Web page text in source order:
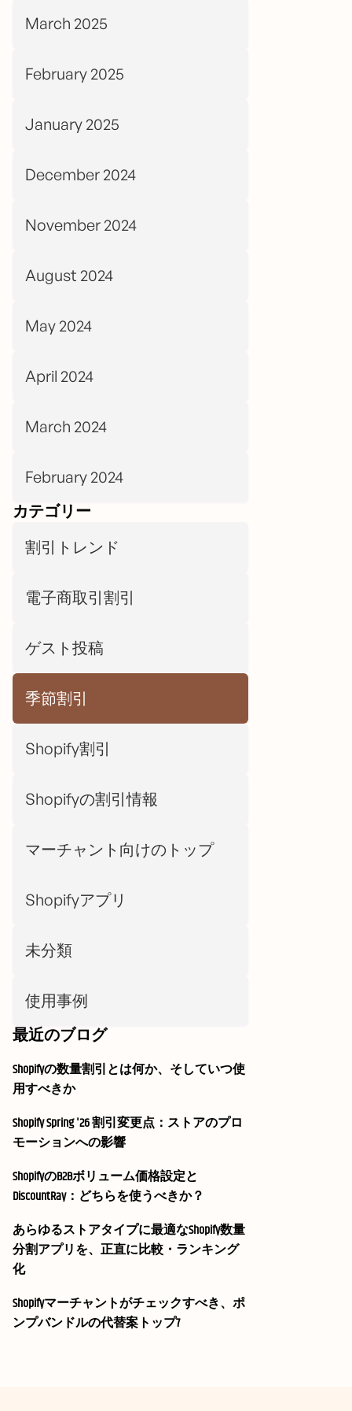
March 2025
February 2025
January 2025
December 2024
November 2024
August 2024
May 2024
April 2024
March 2024
February 2024
カテゴリー
割引トレンド
電子商取引割引
ゲスト投稿
季節割引
Shopify割引
Shopifyの割引情報
マーチャント向けのトップ
Shopifyアプリ
未分類
使用事例
最近のブログ
Shopifyの数量割引とは何か、そしていつ使
用すべきか
Shopify Spring '26 割引変更点：ストアのプロ
モーションへの影響
ShopifyのB2Bボリューム価格設定と
DiscountRay：どちらを使うべきか？
あらゆるストアタイプに最適なShopify数量
分割アプリを、正直に比較・ランキング
化
Shopifyマーチャントがチェックすべき、ポ
ンプバンドルの代替案トップ7